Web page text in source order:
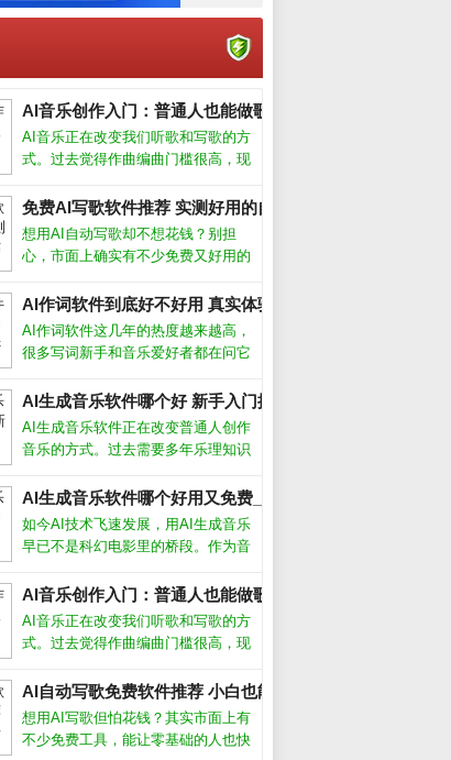
AI音乐创作入门：普通人也能做歌_
AI音乐正在改变我们听歌和写歌的方
式。过去觉得作曲编曲门槛很高，现
也能快速生成完整的伴奏甚至人声。
这不仅是技术突破，更让音乐创作变
得人人可尝试。AI音乐怎么制作市面
免费AI写歌软件推荐 实测好用的自动作曲工具_
想用AI自动写歌却不想花钱？别担
心，市面上确实有不少免费又好用的
软件能帮你快速完成一首完整的歌
曲。下面我结合亲身测试，聊聊哪些
真正值得下载。哪些AI写歌软件真正
AI作词软件到底好不好用 真实体验告诉你答案_
AI作词软件这几年的热度越来越高，
很多写词新手和音乐爱好者都在问它
验来看，它确实能帮我们快速生成歌
词框架，但要想写出真正打动人心的
句子，还得靠人工打磨。AI作词软件
AI生成音乐软件哪个好 新手入门推荐_
AI生成音乐软件正在改变普通人创作
音乐的方式。过去需要多年乐理知识
成完整曲目。这些工具降低了门槛，
但也带来选择难题：功能多不多、效
果好不好、要不要付费？AI生成音乐
AI生成音乐软件哪个好用又免费_
如今AI技术飞速发展，用AI生成音乐
早已不是科幻电影里的桥段。作为音
生成音乐软件，发现它们确实能帮我
们快速产出背景音乐、片头配乐甚至
完整歌曲，但不同软件在易用性、音
AI音乐创作入门：普通人也能做歌_
AI音乐正在改变我们听歌和写歌的方
式。过去觉得作曲编曲门槛很高，现
也能快速生成完整的伴奏甚至人声。
这不仅是技术突破，更让音乐创作变
得人人可尝试。AI音乐怎么制作市面
AI自动写歌免费软件推荐 小白也能轻松创作_
想用AI写歌但怕花钱？其实市面上有
不少免费工具，能让零基础的人也快